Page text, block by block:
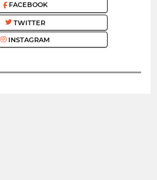
FACEBOOK
TWITTER
INSTAGRAM